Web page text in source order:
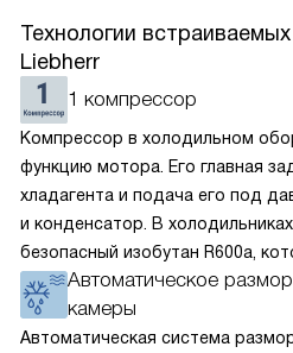
Технологии
Liebherr
1 компрессор
Компрессор в холодильном
функцию мотора. Его главная
хладагента и подача его под
и конденсатор. В
безопасный изобутан R600a,
окружающей среде.
по охладительному контуру по
лучше работает «мотор»
Автоматическое
камеры
Автоматическая система